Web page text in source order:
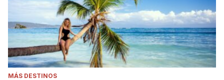
MÁS DESTINOS